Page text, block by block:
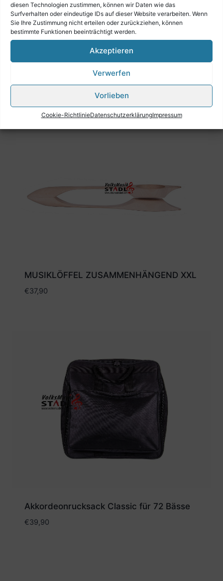
diesen Technologien zustimmen, können wir Daten wie das
Surfverhalten oder eindeutige IDs auf dieser Website verarbeiten. Wenn
Sie Ihre Zustimmung nicht erteilen oder zurückziehen, können
bestimmte Funktionen beeinträchtigt werden.
Akzeptieren
Verwerfen
Vorlieben
Cookie-RichtlinieDatenschutzerklärungImpressum
MUSIKLÖFFEL EINZELN "DAS ORIGINAL"
MIT NAMEN NACH WUNSCH
€34,90
MUSIKLÖFFEL ZUSAMMENHÄNGEND XXL
€37,90
Akkordeonrucksack Classic für 72 Bässe
€39,90